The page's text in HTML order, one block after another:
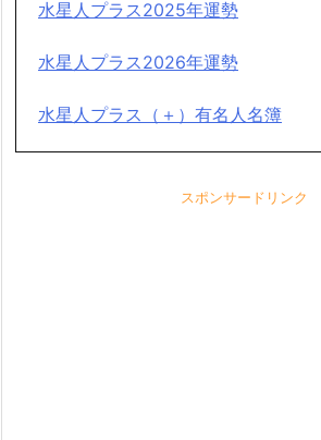
水星人プラス2025年運勢
水星人プラス2026年運勢
水星人プラス（＋）有名人名簿
スポンサードリンク